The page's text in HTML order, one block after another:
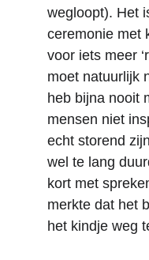
wegloopt). Het
ceremonie met
voor iets meer
moet natuurlijk
heb bijna nooit
mensen niet
echt storend
wel te lang
kort met
merkte dat het
het kindje weg